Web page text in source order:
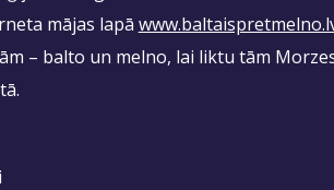
mājas lapā
– balto un melno, lai liktu tām